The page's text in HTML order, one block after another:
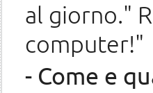
al giorno."
computer!"
- Come e